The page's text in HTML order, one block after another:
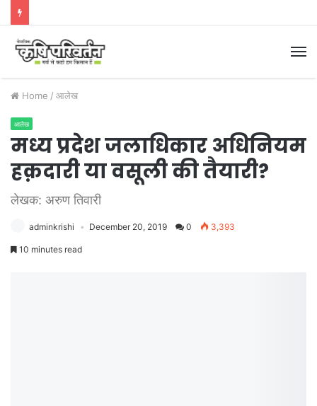
Home / आलेख
आलेख
मध्य प्रदेश जलाधिकार अधिनियम
हक़दारी या वसूली की तैयारी?
लेखक: अरुण तिवारी
adminkrishi December 20, 2019 0 3,393
10 minutes read